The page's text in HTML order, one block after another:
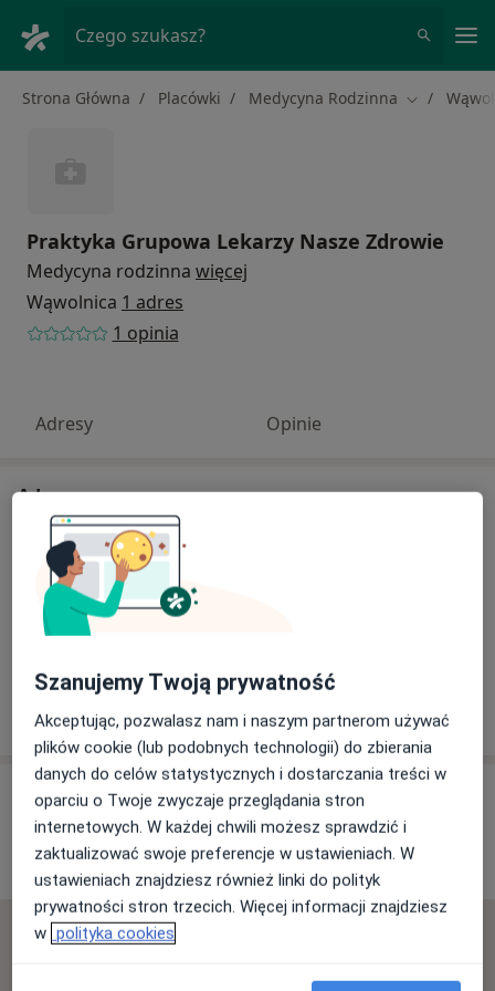
Czego szukasz?
Strona Główna Placówki Medycyna Rodzinna Zmień
Praktyka Grupowa Lekarzy Nasze Zdrowie
Medycyna rodzinna więcej
Wąwolnica 1 adres
1 opinia
Adresy Opinie
Adres
Powiększ mapę
Praktyka Grupowa Lekarzy Nasze Zdrowie
Opinie o specjalistach (1)
1 opinia
Sprawdzamy wszystkie opinie. Moderujemy je
Szanujemy Twoją prywatność
Akceptując, pozwalasz nam i naszym partnerom używać
plików cookie (lub podobnych technologii) do zbierania
danych do celów statystycznych i dostarczania treści w
oparciu o Twoje zwyczaje przeglądania stron
internetowych. W każdej chwili możesz sprawdzić i
zaktualizować swoje preferencje w ustawieniach. W
ustawieniach znajdziesz również linki do polityk
prywatności stron trzecich. Więcej informacji znajdziesz
w polityka cookies